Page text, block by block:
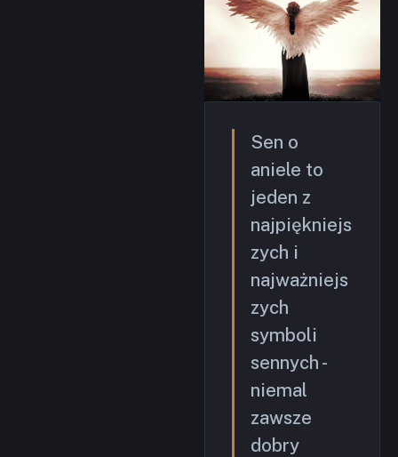
Sen o
aniele to
jeden z
najpiękniejs
zych i
najważniejs
zych
symboli
sennych -
niemal
zawsze
dobry